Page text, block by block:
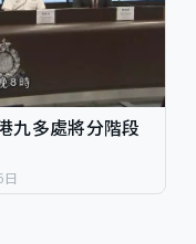
九多處將分階段